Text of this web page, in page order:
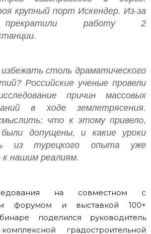
крупный порт Искендер. Из-за
прекратили работу 2
столь драматического
Российские ученые провели
причин массовых
в ходе землетрясения.
что к этому привело,
допущены, и какие уроки
из турецкого опыта уже
нашим реалиям.
на совместном с
форумом и выставкой 100+
поделился руководитель
градостроительной